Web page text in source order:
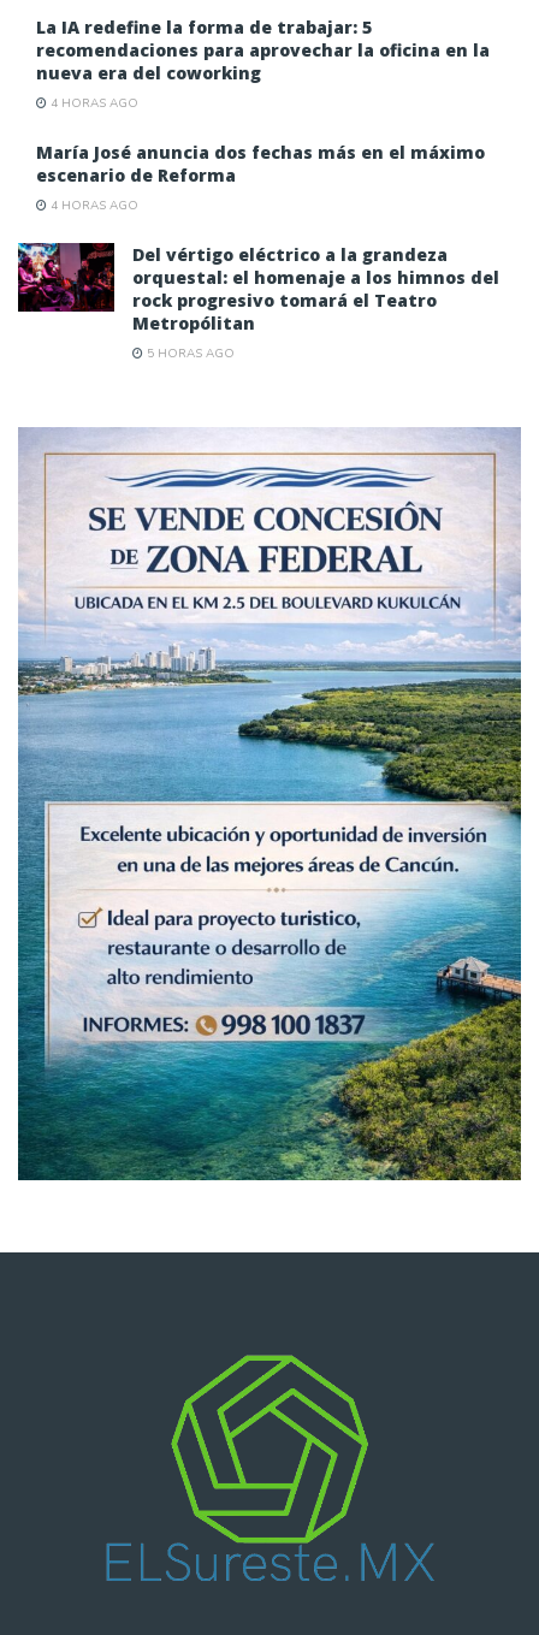
La IA redefine la forma de trabajar: 5
recomendaciones para aprovechar la oficina en la
nueva era del coworking
4 HORAS AGO
María José anuncia dos fechas más en el máximo
escenario de Reforma
4 HORAS AGO
Del vértigo eléctrico a la grandeza
orquestal: el homenaje a los himnos del
rock progresivo tomará el Teatro
Metropólitan
5 HORAS AGO